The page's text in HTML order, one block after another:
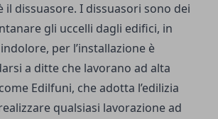
il dissuasore. I dissuasori sono dei
gli uccelli dagli edifici, in
per l’installazione è
a ditte che lavorano ad alta
Edilfuni, che adotta l’edilizia
qualsiasi lavorazione ad